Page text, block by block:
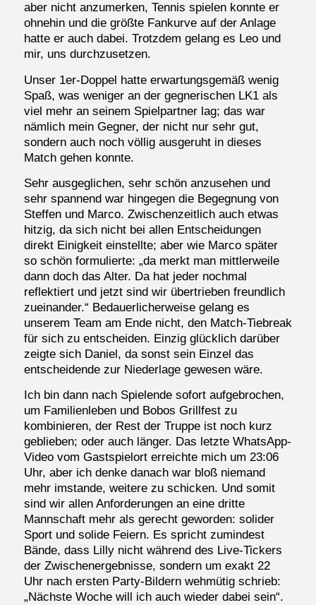
aber nicht anzumerken, Tennis spielen konnte er
ohnehin und die größte Fankurve auf der Anlage
hatte er auch dabei. Trotzdem gelang es Leo und
mir, uns durchzusetzen.
Unser 1er-Doppel hatte erwartungsgemäß wenig
Spaß, was weniger an der gegnerischen LK1 als
viel mehr an seinem Spielpartner lag; das war
nämlich mein Gegner, der nicht nur sehr gut,
sondern auch noch völlig ausgeruht in dieses
Match gehen konnte.
Sehr ausgeglichen, sehr schön anzusehen und
sehr spannend war hingegen die Begegnung von
Steffen und Marco. Zwischenzeitlich auch etwas
hitzig, da sich nicht bei allen Entscheidungen
direkt Einigkeit einstellte; aber wie Marco später
so schön formulierte: „da merkt man mittlerweile
dann doch das Alter. Da hat jeder nochmal
reflektiert und jetzt sind wir übertrieben freundlich
zueinander.“ Bedauerlicherweise gelang es
unserem Team am Ende nicht, den Match-Tiebreak
für sich zu entscheiden. Einzig glücklich darüber
zeigte sich Daniel, da sonst sein Einzel das
entscheidende zur Niederlage gewesen wäre.
Ich bin dann nach Spielende sofort aufgebrochen,
um Familienleben und Bobos Grillfest zu
kombinieren, der Rest der Truppe ist noch kurz
geblieben; oder auch länger. Das letzte WhatsApp-
Video vom Gastspielort erreichte mich um 23:06
Uhr, aber ich denke danach war bloß niemand
mehr imstande, weitere zu schicken. Und somit
sind wir allen Anforderungen an eine dritte
Mannschaft mehr als gerecht geworden: solider
Sport und solide Feiern. Es spricht zumindest
Bände, dass Lilly nicht während des Live-Tickers
der Zwischenergebnisse, sondern um exakt 22
Uhr nach ersten Party-Bildern wehmütig schrieb:
„Nächste Woche will ich auch wieder dabei sein“.